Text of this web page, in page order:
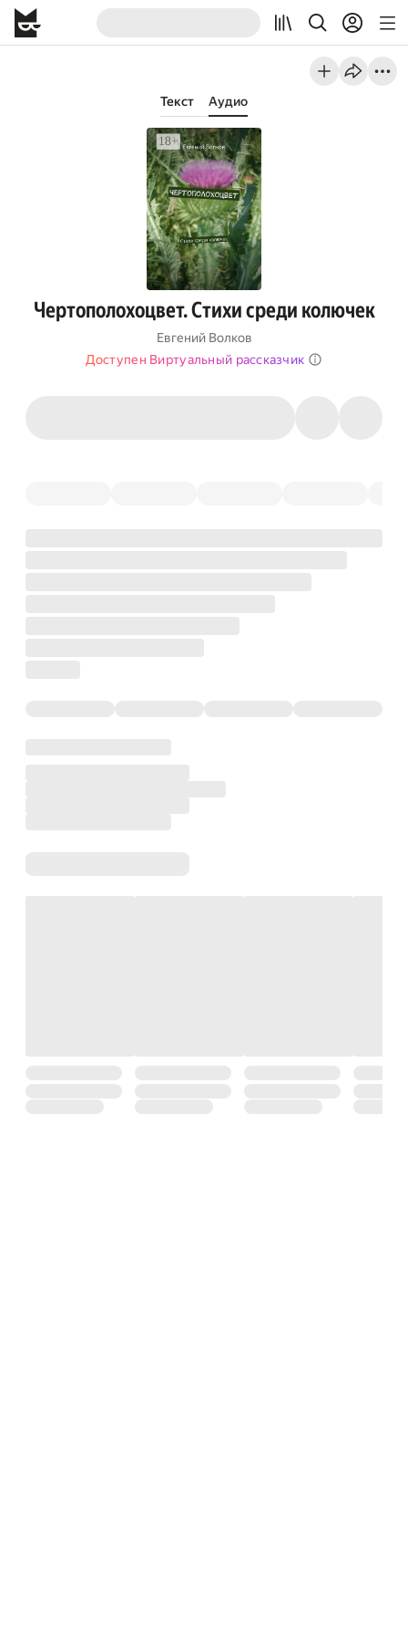
Текст Аудио
Чертополохоцвет. Стихи среди колючек
Евгений Волков
Доступен Виртуальный рассказчик